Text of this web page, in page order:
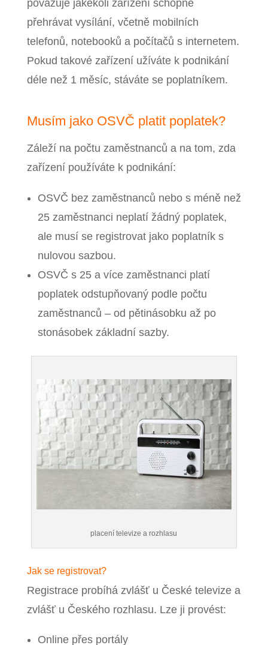
považuje jakékoli zařízení schopné
přehrávat vysílání, včetně mobilních
telefonů, notebooků a počítačů s internetem.
Pokud takové zařízení užíváte k podnikání
déle než 1 měsíc, stáváte se poplatníkem.
Musím jako OSVČ platit poplatek?
Záleží na počtu zaměstnanců a na tom, zda
zařízení používáte k podnikání:
OSVČ bez zaměstnanců nebo s méně než
25 zaměstnanci neplatí žádný poplatek,
ale musí se registrovat jako poplatník s
nulovou sazbou.
OSVČ s 25 a více zaměstnanci platí
poplatek odstupňovaný podle počtu
zaměstnanců – od pětinásobku až po
stonásobek základní sazby.
placení televize a rozhlasu
Jak se registrovat?
Registrace probíhá zvlášť u České televize a
zvlášť u Českého rozhlasu. Lze ji provést:
Online přes portály